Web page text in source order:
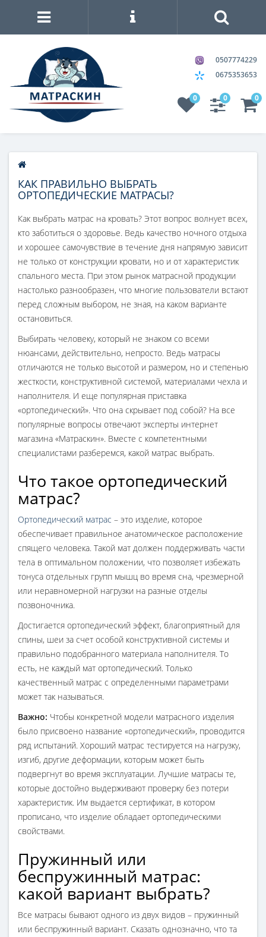
0507774229
0675353653
0 0 0
КАК ПРАВИЛЬНО ВЫБРАТЬ
ОРТОПЕДИЧЕСКИЕ МАТРАСЫ?
Как выбрать матрас на кровать? Этот вопрос волнует всех,
кто заботиться о здоровье. Ведь качество ночного отдыха
и хорошее самочувствие в течение дня напрямую зависит
не только от конструкции кровати, но и от характеристик
спального места. При этом рынок матрасной продукции
настолько разнообразен, что многие пользователи встают
перед сложным выбором, не зная, на каком варианте
остановиться.
Выбирать человеку, который не знаком со всеми
нюансами, действительно, непросто. Ведь матрасы
отличаются не только высотой и размером, но и степенью
жесткости, конструктивной системой, материалами чехла и
наполнителя. И еще популярная приставка
«ортопедический». Что она скрывает под собой? На все
популярные вопросы отвечают эксперты интернет
магазина «Матраскин». Вместе с компетентными
специалистами разберемся, какой матрас выбрать.
Что такое ортопедический
матрас?
Ортопедический матрас – это изделие, которое
обеспечивает правильное анатомическое расположение
спящего человека. Такой мат должен поддерживать части
тела в оптимальном положении, что позволяет избежать
тонуса отдельных групп мышц во время сна, чрезмерной
или неравномерной нагрузки на разные отделы
позвоночника.
Достигается ортопедический эффект, благоприятный для
спины, шеи за счет особой конструктивной системы и
правильно подобранного материала наполнителя. То
есть, не каждый мат ортопедический. Только
качественный матрас с определенными параметрами
может так называться.
Важно: Чтобы конкретной модели матрасного изделия
было присвоено название «ортопедический», проводится
ряд испытаний. Хороший матрас тестируется на нагрузку,
изгиб, другие деформации, которым может быть
подвергнут во время эксплуатации. Лучшие матрасы те,
которые достойно выдерживают проверку без потери
характеристик. Им выдается сертификат, в котором
прописано, что изделие обладает ортопедическими
свойствами.
Пружинный или
беспружинный матрас:
какой вариант выбрать?
Все матрасы бывают одного из двух видов – пружинный
или беспружинный вариант. Сказать однозначно, что та